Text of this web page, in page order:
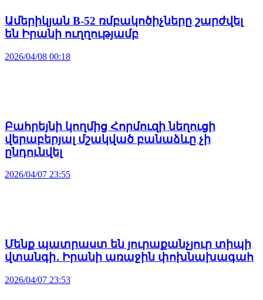
Ամերիկյան B-52 ռմբակոծիչները շարժվել
են Իրանի ուղղությամբ
2026/04/08 00:18
Բահրեյնի կողմից Հորմուզի նեղուցի
վերաբերյալ մշակված բանաձևը չի
ընդունվել
2026/04/07 23:55
Մենք պատրաստ են յուրաքանչյուր տիպի
վտանգի․ Իրանի առաջին փոխնախագահ
2026/04/07 23:53